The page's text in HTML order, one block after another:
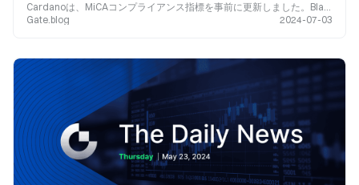
Cardanoは、MiCAコンプライアンス指標を事前に更新しました。Blast
は、エアドロップ規制の第2フェーズを発表しました。
Gate.blog 2024-07-03